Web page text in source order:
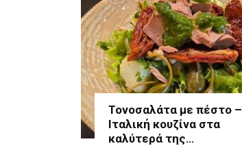
Τονοσαλάτα με πέστο –
Ιταλική κουζίνα στα
καλύτερά της…